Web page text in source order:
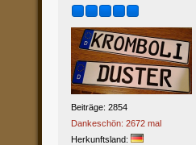
Beiträge: 2854
Dankeschön: 2672 mal
Herkunftsland: